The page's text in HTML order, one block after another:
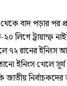
বাদ পড়ার পর
২০ লিগে ট্রায়াম্ফ
৭২ রানের ইনিংস
ইনিংস খেলে
নির্বাচকদের